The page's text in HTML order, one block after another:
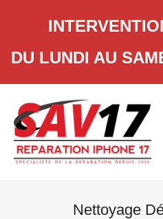
DU LUNDI AU
content
Nettoyage